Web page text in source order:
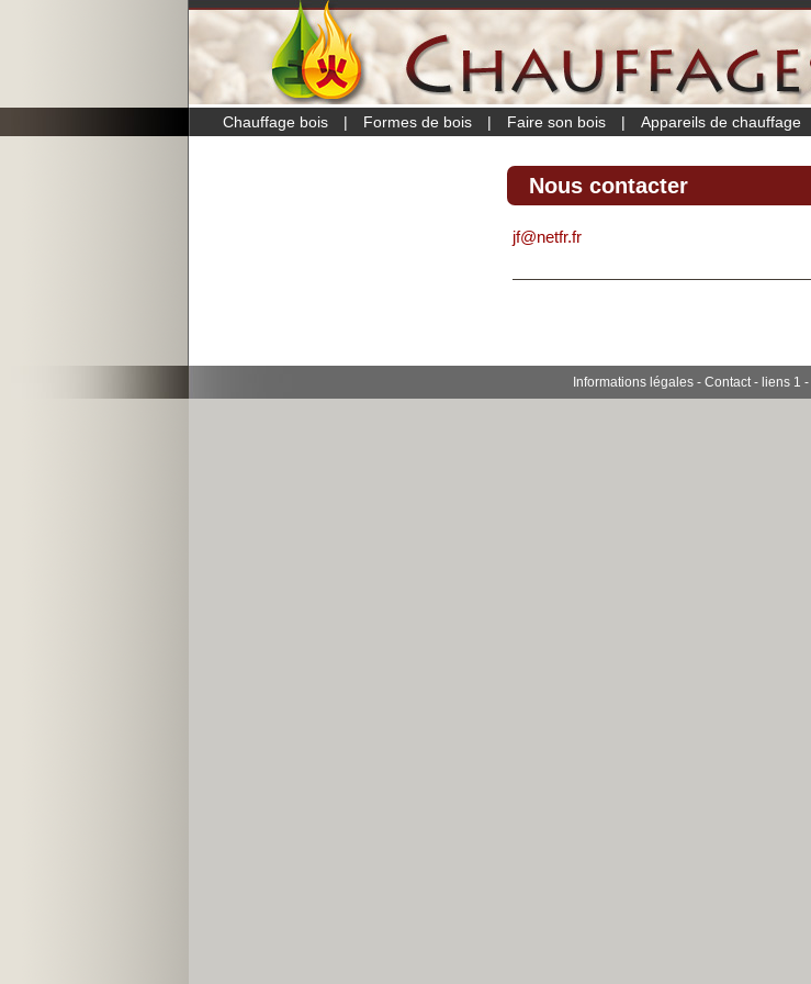
Chauffage bois | Formes de bois | Faire son bois | Appareils de chauffage
Nous contacter
jf@netfr.fr
Informations légales - Contact - liens 1 -